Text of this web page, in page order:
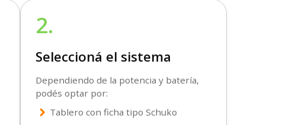
2.
Seleccioná el sistema
Dependiendo de la potencia y batería,
podés optar por:
chevron_right Tablero con ficha tipo Schuko